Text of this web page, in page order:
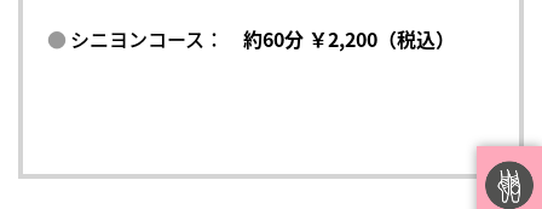
シニヨンコース：約60分 ￥2,200（税込）